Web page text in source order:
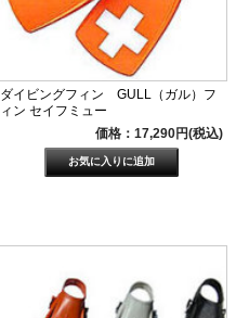
ダイビングフィン GULL（ガル）フ
ィン セイフミュー
価格：17,290円(税込)